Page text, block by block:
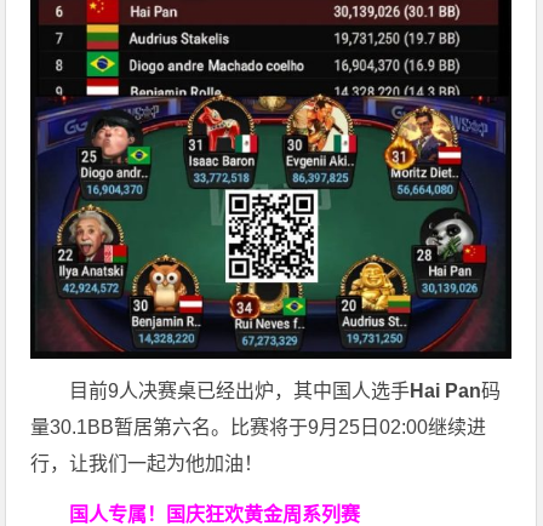
目前9人决赛桌已经出炉，其中国人选手Hai Pan码
量30.1BB暂居第六名。比赛将于9月25日02:00继续进
行，让我们一起为他加油！
国人专属！ 国庆狂欢黄金周系列赛